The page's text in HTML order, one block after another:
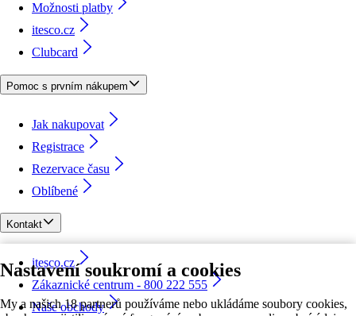
Nastavení soukromí a cookies
My a našich 18 partnerů používáme nebo ukládáme soubory cookies,
Možnosti platby
itesco.cz
Clubcard
Pomoc s prvním nákupem
Jak nakupovat
Registrace
Rezervace času
Oblíbené
Kontakt
itesco.cz
Zákaznické centrum - 800 222 555
Naše obchody